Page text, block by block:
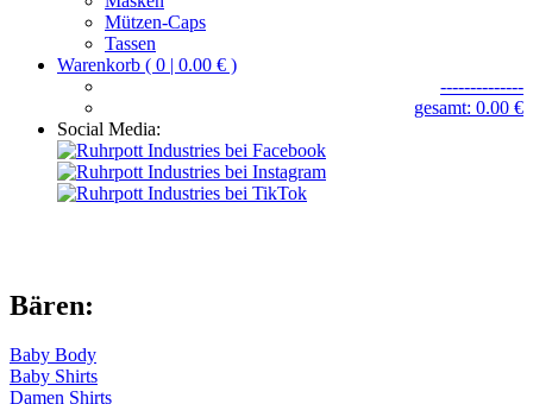
Mützen-Caps
Tassen
Warenkorb ( 0 | 0.00 € )
--------------
gesamt: 0.00 €
Social Media:
Bären:
Baby Body
Baby Shirts
Damen Shirts